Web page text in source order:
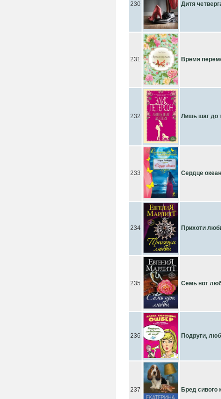
230 Дитя
231 Время
232 Лишь шаг до
233 Сердце
234 Прихоти
235 Семь нот
236 Подруги,
237 Бред сивого